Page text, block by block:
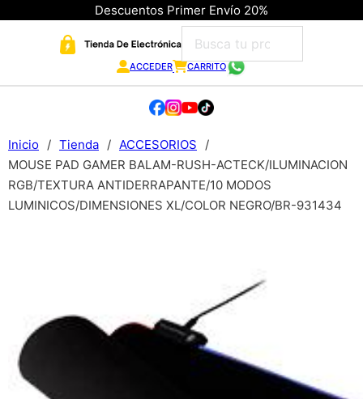
Descuentos Primer Envío 20%
ACCEDER CARRITO
Inicio / Tienda / ACCESORIOS
/
MOUSE PAD GAMER BALAM-RUSH-ACTECK/ILUMINACION
RGB/TEXTURA ANTIDERRAPANTE/10 MODOS
LUMINICOS/DIMENSIONES XL/COLOR NEGRO/BR-931434